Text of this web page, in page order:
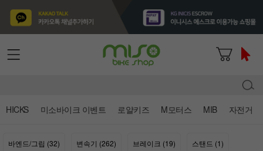
HICKS 미소바이크 이벤트 로얄키즈 M모터스 MIB 자전거
바엔드/그립 (32) 변속기 (262) 브레이크 (19) 스탠드 (1)